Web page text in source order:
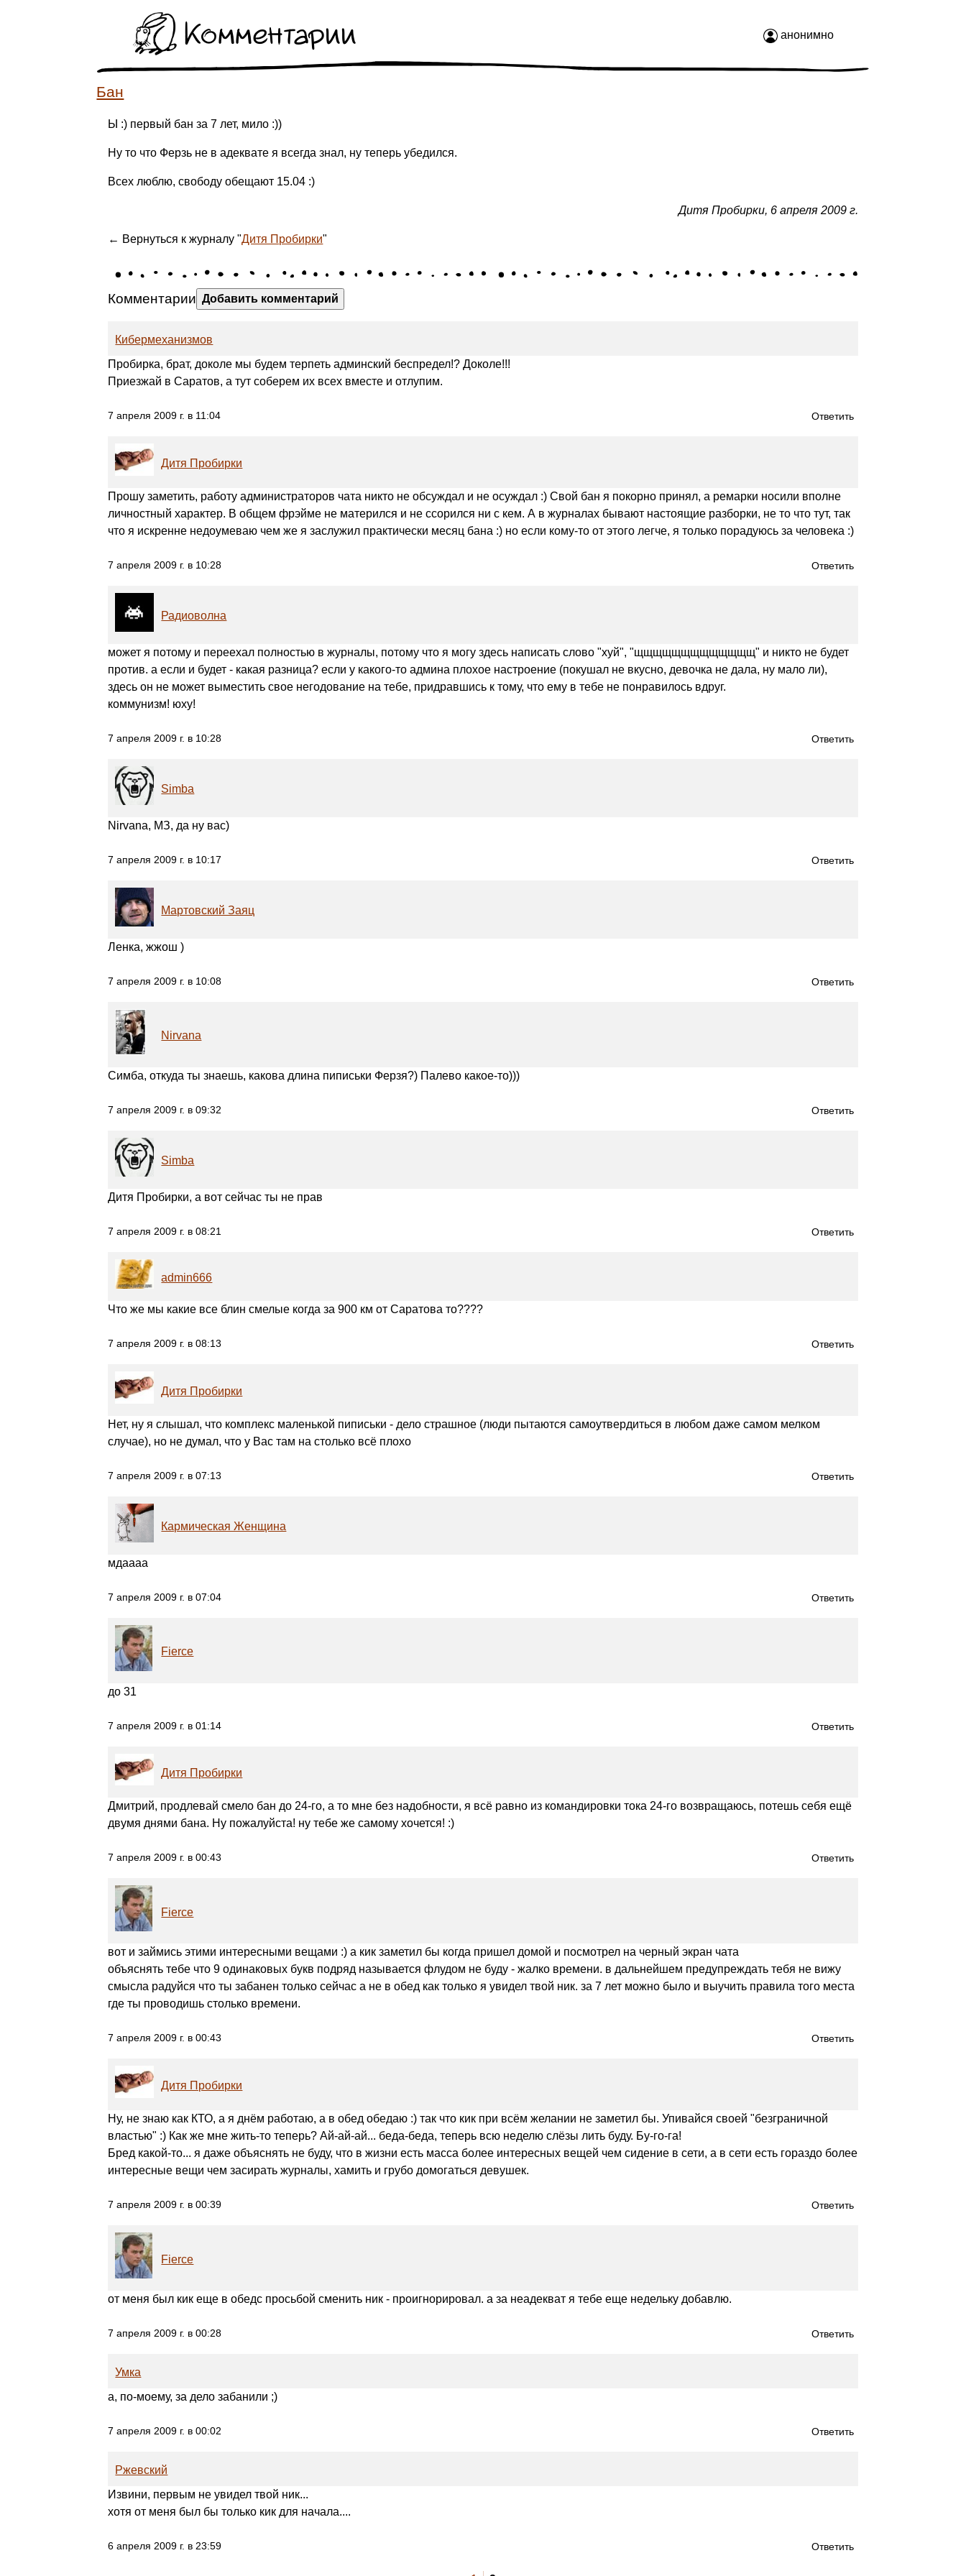
Комментарии анонимно
Бан
Ы :) первый бан за 7 лет, мило :))
Ну то что Ферзь не в адеквате я всегда знал, ну теперь убедился.
Всех люблю, свободу обещают 15.04 :)
Дитя Пробирки, 6 апреля 2009 г.
← Вернуться к журналу "Дитя Пробирки"
Комментарии Добавить комментарий
Кибермеханизмов
Пробирка, брат, доколе мы будем терпеть админский беспредел!? Доколе!!!
Приезжай в Саратов, а тут соберем их всех вместе и отлупим.
Ответить
7 апреля 2009 г. в 11:04
Дитя Пробирки
Прошу заметить, работу администраторов чата никто не обсуждал и не осуждал :) Свой бан я покорно принял, а ремарки носили вполне
личностный характер. В общем фрэйме не матерился и не ссорился ни с кем. А в журналах бывают настоящие разборки, не то что тут, так
что я искренне недоумеваю чем же я заслужил практически месяц бана :) но если кому-то от этого легче, я только порадуюсь за человека :)
Ответить
7 апреля 2009 г. в 10:28
Радиоволна
может я потому и переехал полностью в журналы, потому что я могу здесь написать слово "хуй", "щщщщщщщщщщщщщ" и никто не будет
против. а если и будет - какая разница? если у какого-то админа плохое настроение (покушал не вкусно, девочка не дала, ну мало ли),
здесь он не может выместить свое негодование на тебе, придравшись к тому, что ему в тебе не понравилось вдруг.
коммунизм! юху!
Ответить
7 апреля 2009 г. в 10:28
Simba
Nirvana, МЗ, да ну вас)
Ответить
7 апреля 2009 г. в 10:17
Мартовский Заяц
Ленка, жжош )
Ответить
7 апреля 2009 г. в 10:08
Nirvana
Симба, откуда ты знаешь, какова длина пиписьки Ферзя?) Палево какое-то)))
Ответить
7 апреля 2009 г. в 09:32
Simba
Дитя Пробирки, а вот сейчас ты не прав
Ответить
7 апреля 2009 г. в 08:21
admin666
Что же мы какие все блин смелые когда за 900 км от Саратова то????
Ответить
7 апреля 2009 г. в 08:13
Дитя Пробирки
Нет, ну я слышал, что комплекс маленькой пиписьки - дело страшное (люди пытаются самоутвердиться в любом даже самом мелком
случае), но не думал, что у Вас там на столько всё плохо
Ответить
7 апреля 2009 г. в 07:13
Кармическая Женщина
мдаааа
Ответить
7 апреля 2009 г. в 07:04
Fierce
до 31
Ответить
7 апреля 2009 г. в 01:14
Дитя Пробирки
Дмитрий, продлевай смело бан до 24-го, а то мне без надобности, я всё равно из командировки тока 24-го возвращаюсь, потешь себя ещё
двумя днями бана. Ну пожалуйста! ну тебе же самому хочется! :)
Ответить
7 апреля 2009 г. в 00:43
Fierce
вот и займись этими интересными вещами :) а кик заметил бы когда пришел домой и посмотрел на черный экран чата
объяснять тебе что 9 одинаковых букв подряд называется флудом не буду - жалко времени. в дальнейшем предупреждать тебя не вижу
смысла радуйся что ты забанен только сейчас а не в обед как только я увидел твой ник. за 7 лет можно было и выучить правила того места
где ты проводишь столько времени.
Ответить
7 апреля 2009 г. в 00:43
Дитя Пробирки
Ну, не знаю как КТО, а я днём работаю, а в обед обедаю :) так что кик при всём желании не заметил бы. Упивайся своей "безграничной
властью" :) Как же мне жить-то теперь? Ай-ай-ай... беда-беда, теперь всю неделю слёзы лить буду. Бу-го-га!
Бред какой-то... я даже объяснять не буду, что в жизни есть масса более интересных вещей чем сидение в сети, а в сети есть гораздо более
интересные вещи чем засирать журналы, хамить и грубо домогаться девушек.
Ответить
7 апреля 2009 г. в 00:39
Fierce
от меня был кик еще в обедс просьбой сменить ник - проигнорировал. а за неадекват я тебе еще недельку добавлю.
Ответить
7 апреля 2009 г. в 00:28
Умка
а, по-моему, за дело забанили ;)
Ответить
7 апреля 2009 г. в 00:02
Ржевский
Извини, первым не увидел твой ник...
хотя от меня был бы только кик для начала....
Ответить
6 апреля 2009 г. в 23:59